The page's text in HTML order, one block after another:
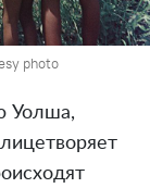
photo
Уолша,